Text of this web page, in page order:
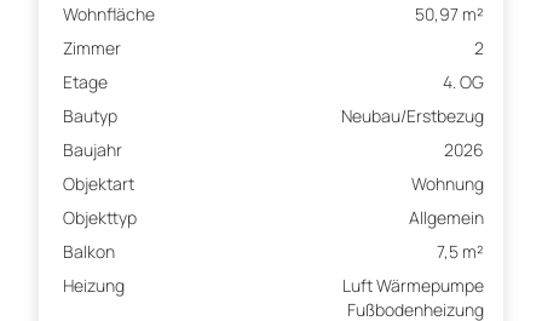
Wohnfläche
50,97 m²
Zimmer
2
Etage
4. OG
Bautyp
Neubau/Erstbezug
Baujahr
2026
Objektart
Wohnung
Objekttyp
Allgemein
Balkon
7,5 m²
Heizung
Luft Wärmepumpe
Fußbodenheizung